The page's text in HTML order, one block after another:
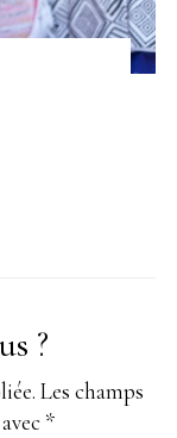
?
Les champs
*